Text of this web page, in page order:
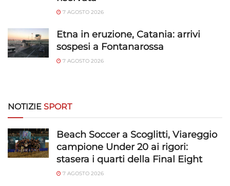
Identificare i dispositivi in base alle informazioni
Utilizzare dati di geolocalizzazione precisi,
Riconoscere i dispositivi in base a informazioni
rilevare frodi, correggere errori, Erogare
e presentare pubblicità e contenuto,
Salvare e comunicare le scelte sulla
privacy.
7 AGOSTO 2026
Etna in eruzione, Catania: arrivi
sospesi a Fontanarossa
7 AGOSTO 2026
NOTIZIE SPORT
Beach Soccer a Scoglitti, Viareggio
campione Under 20 ai rigori:
stasera i quarti della Final Eight
7 AGOSTO 2026